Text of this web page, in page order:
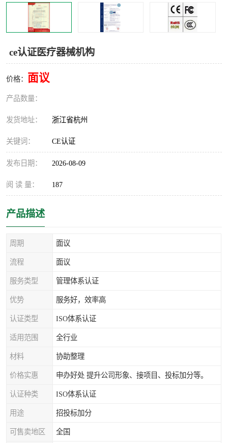
ce认证医疗器械机构
价格： 面议
产品数量：
发货地址： 浙江省杭州
关键词： CE认证
发布日期： 2026-08-09
阅 读 量： 187
产品描述
周期 面议
流程 面议
服务类型 管理体系认证
优势 服务好，效率高
认证类型 ISO体系认证
适用范围 全行业
材料 协助整理
价格实惠 申办好处 提升公司形象、接项目、投标加分等。
认证种类 ISO体系认证
用途 招投标加分
可售卖地区 全国
ISO9001认证 ISO14001认证
ISO认证 OHSAS18001认证
CCC认证
TS16949认证
iso22000认证